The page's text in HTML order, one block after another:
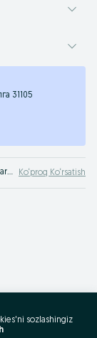
31105
OLX (avvalgi Torg) - GAZ 14 savdosi - fb GAZ 14 foydali narxda xarid qilish OLX.uz O‘zbekiston e‘lonlar taxtasida. Fotosurat va tavsifli minglab takliflar siz uchun! Ko‘proq Ko‘rsatish
sozlashingiz